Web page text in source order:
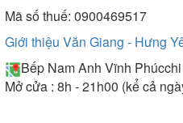
3. NHỮNG MẪU VÒI
ĐÁNG DÙNG
Mã số thuế: 0900469517
Giới thiệu Văn Giang - Hưng
Bếp Nam Anh Vĩnh Phúc
Mở cửa : 8h - 21h00 (kể cả